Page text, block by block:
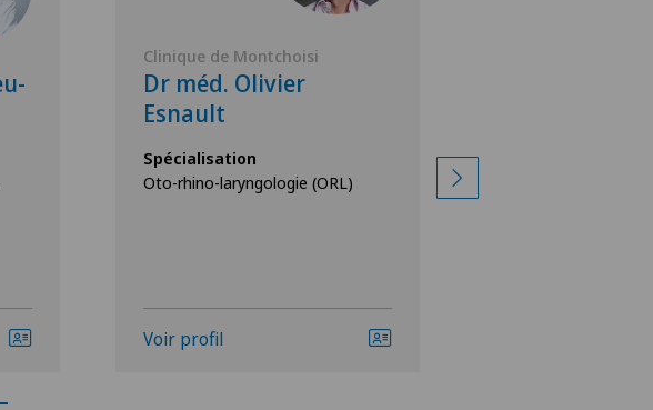
Clinique de Montchoisi
Dr méd. Olivier
Esnault
Spécialisation
Oto-rhino-laryngologie (ORL)
Voir profil